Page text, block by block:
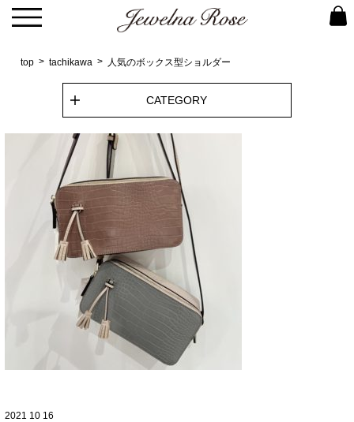
top tachikawa 人気のボックス型ショルダー
CATEGORY
2021 10 16